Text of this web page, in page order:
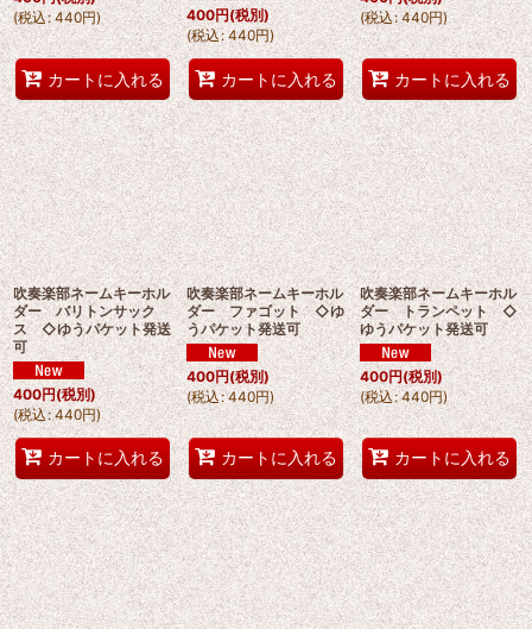
(税込: 440円)
カートに入れる
400円(税別)
(税込: 440円)
カートに入れる
(税込: 440円)
カートに入れる
吹奏楽部ネームキーホル
ダー バリトンサック
ス ◇ゆうパケット発送
可
400円(税別)
(税込: 440円)
カートに入れる
吹奏楽部ネームキーホル
ダー ファゴット ◇ゆ
うパケット発送可
400円(税別)
(税込: 440円)
カートに入れる
吹奏楽部ネームキーホル
ダー トランペット ◇
ゆうパケット発送可
400円(税別)
(税込: 440円)
カートに入れる